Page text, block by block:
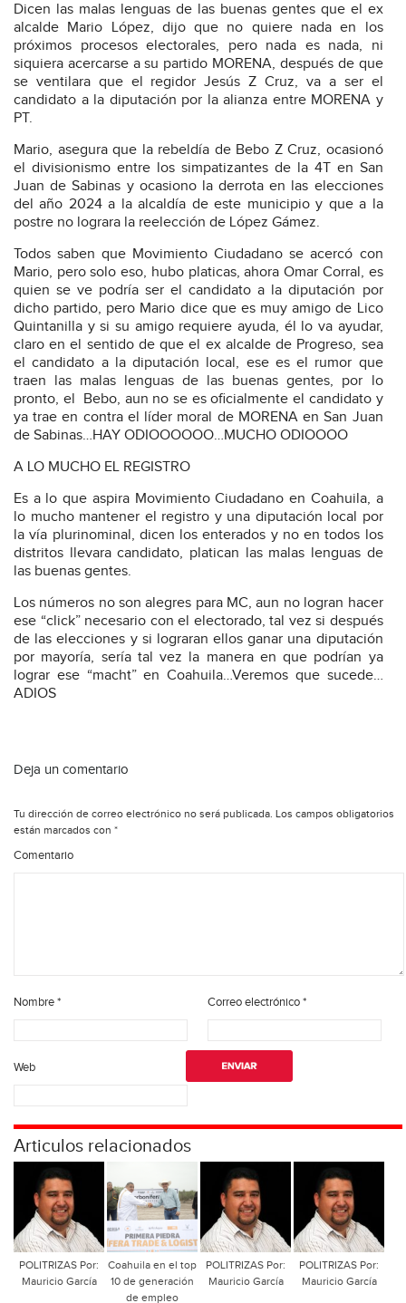
Dicen las malas lenguas de las buenas gentes que el ex
alcalde Mario López, dijo que no quiere nada en los
próximos procesos electorales, pero nada es nada, ni
siquiera acercarse a su partido MORENA, después de que
se ventilara que el regidor Jesús Z Cruz, va a ser el
candidato a la diputación por la alianza entre MORENA y
PT.
Mario, asegura que la rebeldía de Bebo Z Cruz, ocasionó
el divisionismo entre los simpatizantes de la 4T en San
Juan de Sabinas y ocasiono la derrota en las elecciones
del año 2024 a la alcaldía de este municipio y que a la
postre no lograra la reelección de López Gámez.
Todos saben que Movimiento Ciudadano se acercó con
Mario, pero solo eso, hubo platicas, ahora Omar Corral, es
quien se ve podría ser el candidato a la diputación por
dicho partido, pero Mario dice que es muy amigo de Lico
Quintanilla y si su amigo requiere ayuda, él lo va ayudar,
claro en el sentido de que el ex alcalde de Progreso, sea
el candidato a la diputación local, ese es el rumor que
traen las malas lenguas de las buenas gentes, por lo
pronto, el Bebo, aun no se es oficialmente el candidato y
ya trae en contra el líder moral de MORENA en San Juan
de Sabinas…HAY ODIOOOOOO…MUCHO ODIOOOO
A LO MUCHO EL REGISTRO
Es a lo que aspira Movimiento Ciudadano en Coahuila, a
lo mucho mantener el registro y una diputación local por
la vía plurinominal, dicen los enterados y no en todos los
distritos llevara candidato, platican las malas lenguas de
las buenas gentes.
Los números no son alegres para MC, aun no logran hacer
ese “click” necesario con el electorado, tal vez si después
de las elecciones y si lograran ellos ganar una diputación
por mayoría, sería tal vez la manera en que podrían ya
lograr ese “macht” en Coahuila…Veremos que sucede…
ADIOS
Deja un comentario
Tu dirección de correo electrónico no será publicada. Los campos obligatorios
están marcados con *
Comentario
Nombre* Correo electrónico*
Web
Articulos relacionados
POLITRIZAS Por:
Mauricio García
Coahuila en el top
10 de generación
de empleo
POLITRIZAS Por:
Mauricio García
POLITRIZAS Por:
Mauricio García